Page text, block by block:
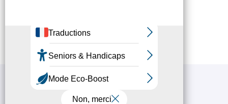
Chamrousse
GRATUIT - Sur Google Play